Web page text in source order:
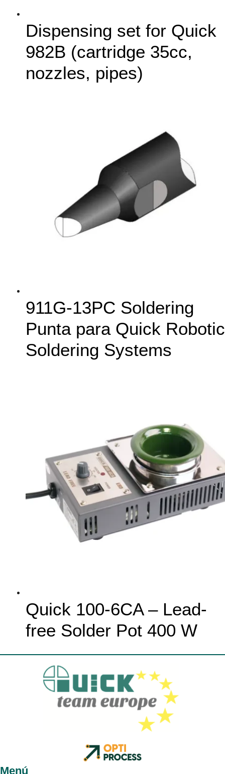
Dispensing set for Quick
982B (cartridge 35cc,
nozzles, pipes)
911G-13PC Soldering
Punta para Quick Robotic
Soldering Systems
Quick 100-6CA – Lead-
free Solder Pot 400 W
Menú